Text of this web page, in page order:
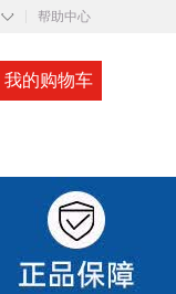
◇ 帮助中心
我的购物车